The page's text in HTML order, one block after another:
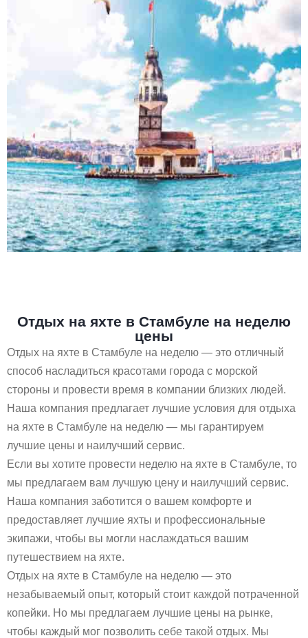
Отдых на яхте в Стамбуле на неделю
цены
Отдых на яхте в Стамбуле на неделю — это отличный
способ насладиться красотами города с морской
стороны и провести время в компании близких людей.
Наша компания предлагает лучшие условия для отдыха
на яхте в Стамбуле на неделю — мы гарантируем
лучшие цены и наилучший сервис.
Если вы хотите провести неделю на яхте в Стамбуле, то
мы предлагаем вам лучшую цену и наилучший сервис.
Наша компания заботится о вашем комфорте и
предоставляет лучшие яхты и профессиональные
экипажи, чтобы вы могли наслаждаться вашим
путешествием на яхте.
Отдых на яхте в Стамбуле на неделю — это
незабываемый опыт, который стоит каждой потраченной
копейки. Но мы предлагаем лучшие цены на рынке,
чтобы каждый мог позволить себе такой отдых. Мы